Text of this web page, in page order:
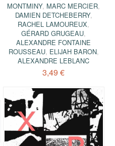
MONTMINY, MARC MERCIER,
DAMIEN DETCHEBERRY,
RACHEL LAMOUREUX,
GÉRARD GRUGEAU,
ALEXANDRE FONTAINE
ROUSSEAU, ELIJAH BARON,
ALEXANDRE LEBLANC
3,49 €